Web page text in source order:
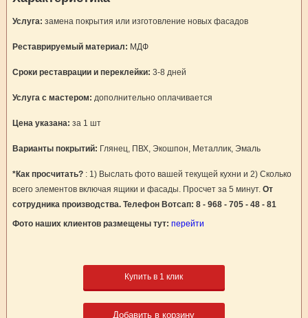
Услуга: замена покрытия или изготовление новых фасадов
Реставрируемый материал: МДФ
Сроки реставрации и переклейки: 3-8 дней
Услуга с мастером: дополнительно оплачивается
Цена указана: за 1 шт
Варианты покрытий: Глянец, ПВХ, Экошпон, Металлик, Эмаль
*Как просчитать? : 1) Выслать фото вашей текущей кухни и 2) Сколько
всего элементов включая ящики и фасады. Просчет за 5 минут. От
сотрудника производства. Телефон Вотсап: 8 - 968 - 705 - 48 - 81
Фото наших клиентов размещены тут: перейти
Купить в 1 клик
Добавить в корзину